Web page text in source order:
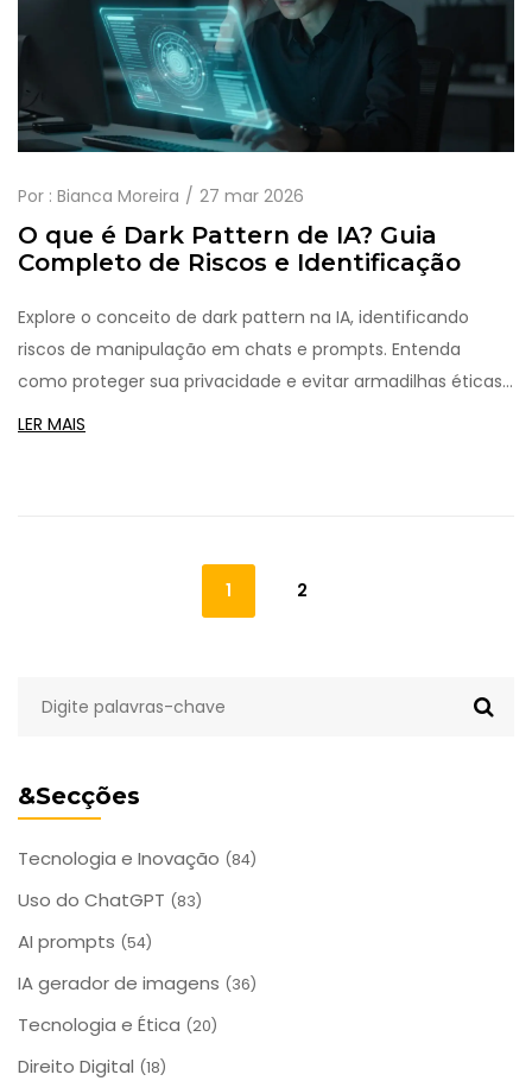
&Secções
Tecnologia e Inovação (84)
Uso do ChatGPT (83)
AI prompts (54)
IA gerador de imagens (36)
Tecnologia e Ética (20)
Direito Digital (18)
Por : Bianca Moreira 27 mar 2026
O que é Dark Pattern de IA? Guia
Completo de Riscos e Identificação
Explore o conceito de dark pattern na IA, identificando
riscos de manipulação em chats e prompts. Entenda
como proteger sua privacidade e evitar armadilhas éticas
em 2026.
LER MAIS
1 2